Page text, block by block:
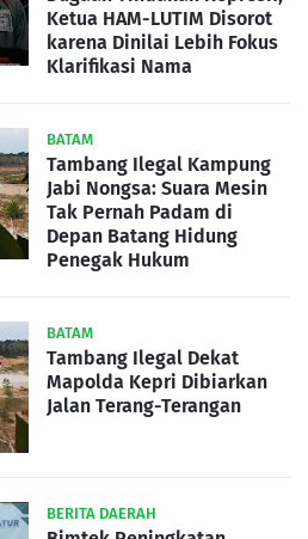
Ketua HAM-LUTIM Disorot
karena Dinilai Lebih Fokus
Klarifikasi Nama
BATAM
Tambang Ilegal Kampung
Jabi Nongsa: Suara Mesin
Tak Pernah Padam di
Depan Batang Hidung
Penegak Hukum
BATAM
Tambang Ilegal Dekat
Mapolda Kepri Dibiarkan
Jalan Terang-Terangan
BERITA DAERAH